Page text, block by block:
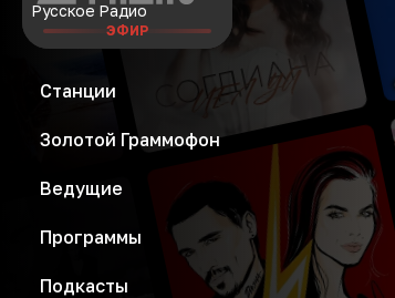
Русское Радио
ЭФИР
Станции
Золотой Граммофон
Ведущие
Программы
Подкасты